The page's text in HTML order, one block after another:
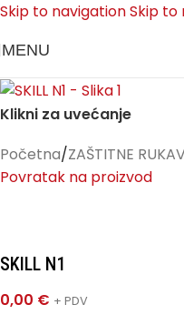
Skip to navigationSkip to
MENU
Klikni za uvećanje
Početna/ZAŠTITNE
Povratak na proizvod
SKILL N1
0,00 € + PDV